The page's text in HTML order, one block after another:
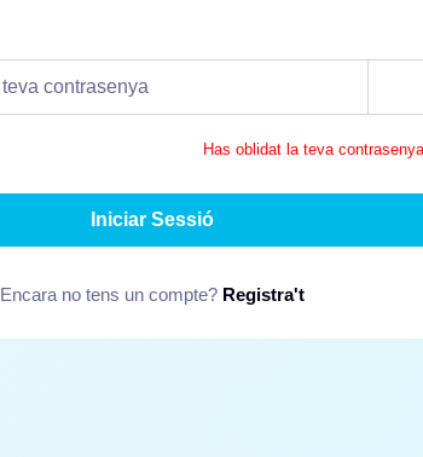
Has oblidat la teva
Iniciar Sessió
Encara no tens un compte? Registra't